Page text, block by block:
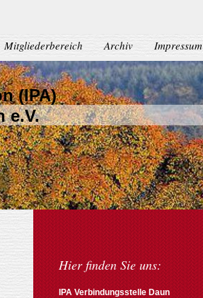
Mitgliederbereich Archiv Impressum
(IPA)
e.V.
Hier finden Sie uns:
IPA Verbindungsstelle Daun